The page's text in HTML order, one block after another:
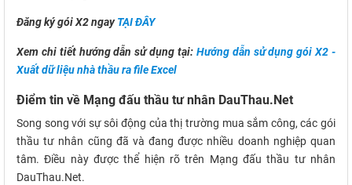
Đăng ký gói X2 ngayTẠI ĐÂY
Xem chi tiết hướng dẫn sử dụng tại: Hướng dẫn sử dụng gói X2 -
Xuất dữ liệu nhà thầu ra file Excel
Điểm tin về Mạng đấu thầu tư nhân DauThau.Net
Song song với sự sôi động của thị trường mua sắm công, các gói
thầu tư nhân cũng đã và đang được nhiều doanh nghiệp quan
tâm. Điều này được thể hiện rõ trên Mạng đấu thầu tư nhân
DauThau.Net.